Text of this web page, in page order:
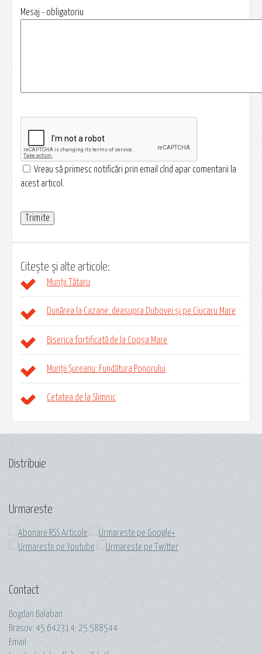
Mesaj - obligatoriu
Vreau să primesc notificări prin email cînd apar comentarii la
acest articol.
Citește și alte articole:
Munții Tătaru
Dunărea la Cazane: deasupra Dubovei și pe Ciucaru Mare
Biserica fortificată de la Copșa Mare
Munții Șureanu: Fundătura Ponorului
Cetatea de la Slimnic
Distribuie
Urmareste
Contact
Bogdan Balaban
Brasov: 45.642314; 25.588544
Email: